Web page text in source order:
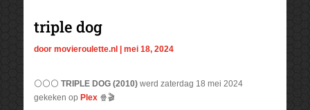
triple dog
door movieroulette.nl mei 18, 2024
⚪⚪⚪ TRIPLE DOG (2010)werd zaterdag 18 mei 2024
gekeken op Plex🍿🎬